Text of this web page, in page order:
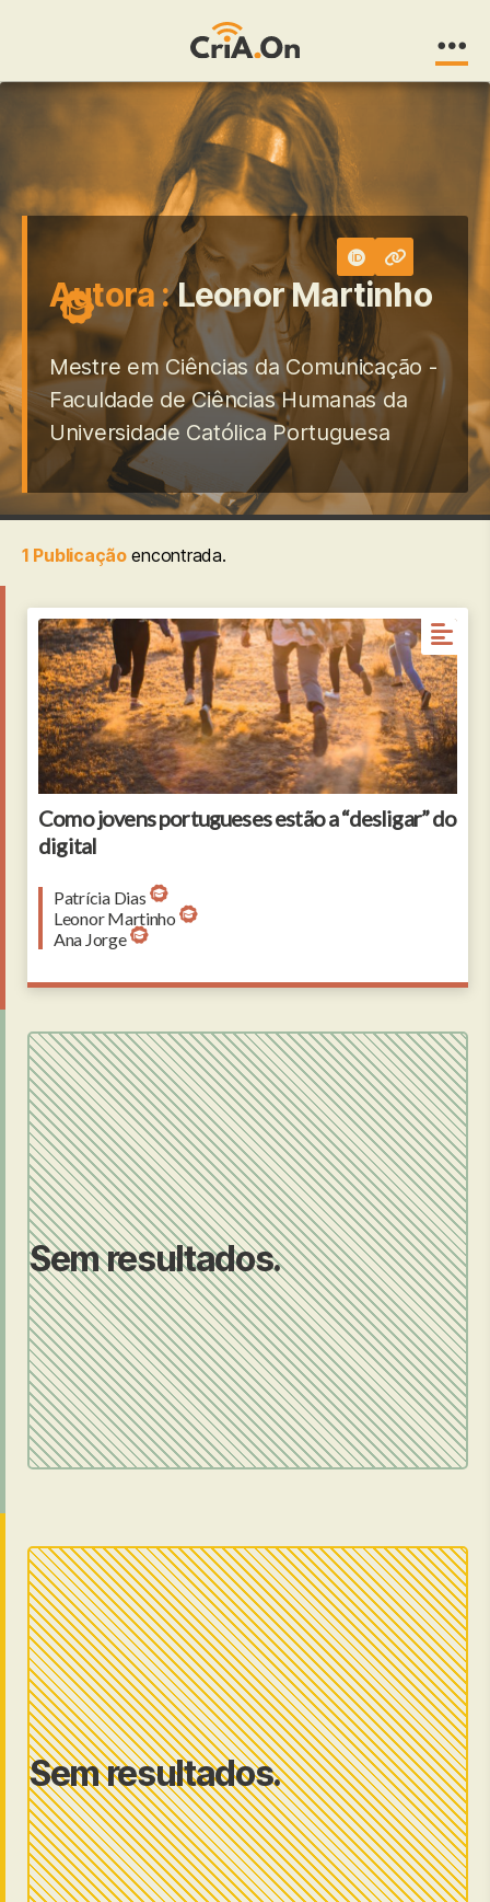
Autora :Leonor Martinho
Mestre em Ciências da Comunicação -
Faculdade de Ciências Humanas da
Universidade Católica Portuguesa
1 Publicaçãoencontrada.
Como jovens portugueses estão a “desligar” do
digital
Patrícia Dias
Leonor Martinho
Ana Jorge
Sem resultados.
Sem resultados.